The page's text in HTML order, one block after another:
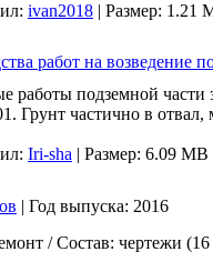
ivan2018 | Размер: 1.21
работ на возведение
работы подземной части
Грунт частично в отвал,
Iri-sha | Размер: 6.09 MB
| Год выпуска: 2016
/ Состав: чертежи